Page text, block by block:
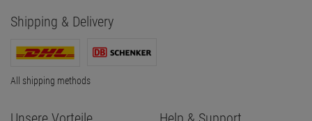
Shipping & Delivery
All shipping methods